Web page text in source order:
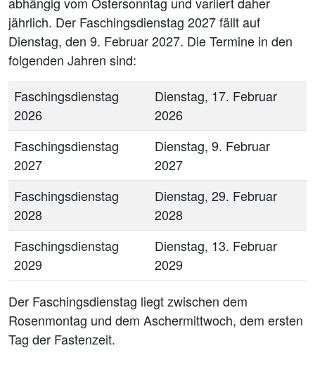
jährlich. Der Faschingsdienstag 2027 fällt auf
Dienstag, den 9. Februar 2027. Die Termine in den
folgenden Jahren sind:
Faschingsdienstag
2026
Dienstag, 17. Februar
2026
Faschingsdienstag
2027
Dienstag, 9. Februar
2027
Faschingsdienstag
2028
Dienstag, 29. Februar
2028
Faschingsdienstag
2029
Dienstag, 13. Februar
2029
Der Faschingsdienstag liegt zwischen dem
Rosenmontag und dem Aschermittwoch, dem ersten
Tag der Fastenzeit.